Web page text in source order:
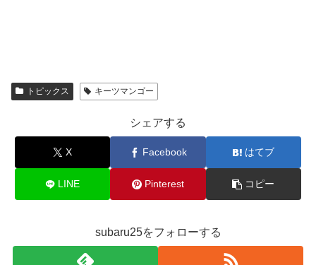
トピックス キーツマンゴー
シェアする
X Facebook はてブ
LINE Pinterest コピー
subaru25をフォローする